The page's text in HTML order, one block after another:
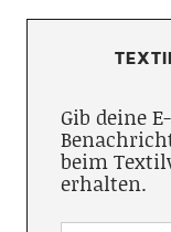
Gib deine
beim
erhalten.